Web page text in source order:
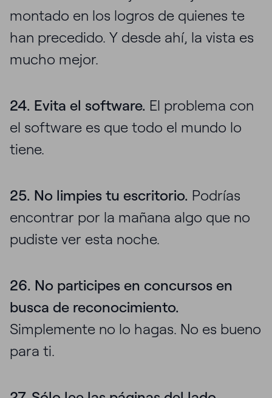
montado en los logros de quienes te
han precedido. Y desde ahí, la vista es
mucho mejor.
24. Evita el software. El problema con
el software es que todo el mundo lo
tiene.
25. No limpies tu escritorio. Podrías
encontrar por la mañana algo que no
pudiste ver esta noche.
26. No participes en concursos en
busca de reconocimiento.
Simplemente no lo hagas. No es bueno
para ti.